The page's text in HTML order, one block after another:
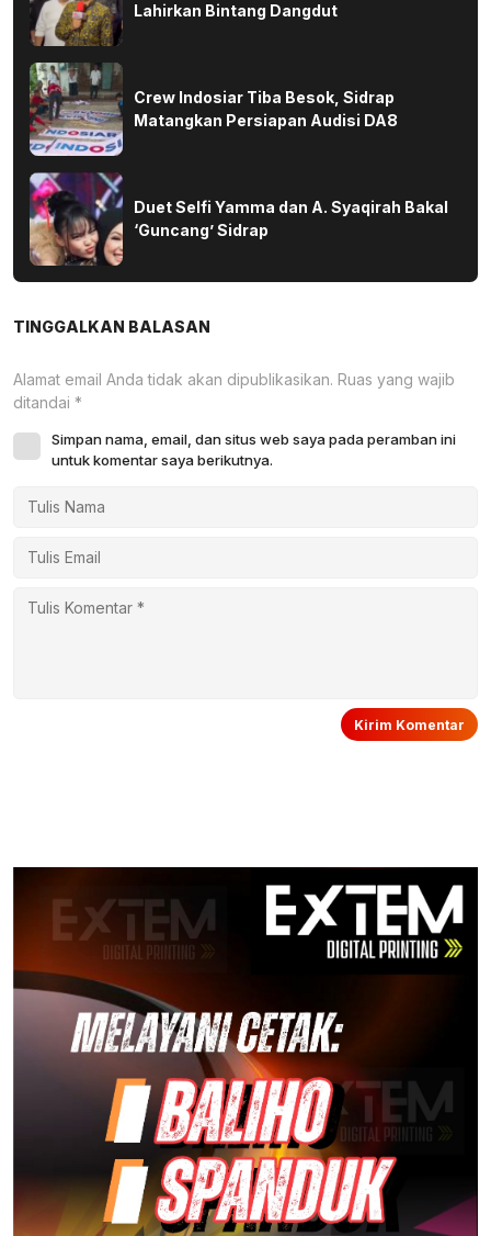
Lahirkan Bintang Dangdut
Crew Indosiar Tiba Besok, Sidrap
Matangkan Persiapan Audisi DA8
Duet Selfi Yamma dan A. Syaqirah Bakal
‘Guncang’ Sidrap
TINGGALKAN BALASAN
Alamat email Anda tidak akan dipublikasikan. Ruas yang wajib
ditandai *
Simpan nama, email, dan situs web saya pada peramban ini
untuk komentar saya berikutnya.